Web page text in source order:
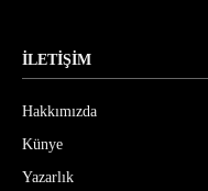
İLETİŞİM
Hakkımızda
Künye
Yazarlık